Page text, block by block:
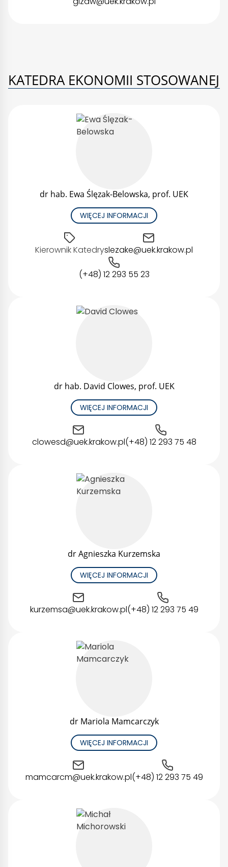
KATEDRA EKONOMII STOSOWANEJ
dr hab. Ewa Ślęzak-Belowska, prof. UEK
WIĘCEJ INFORMACJI
Kierownik Katedryslezake@uek.krakow.pl
(+48) 12 293 55 23
dr hab. David Clowes, prof. UEK
WIĘCEJ INFORMACJI
clowesd@uek.krakow.pl(+48) 12 293 75 48
dr Agnieszka Kurzemska
WIĘCEJ INFORMACJI
kurzemsa@uek.krakow.pl(+48) 12 293 75 49
dr Mariola Mamcarczyk
WIĘCEJ INFORMACJI
mamcarcm@uek.krakow.pl(+48) 12 293 75 49